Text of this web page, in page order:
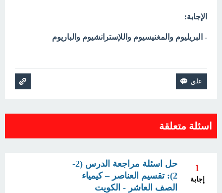
الإجابة:
- البريليوم والمغنيسيوم واللإسترانشيوم والباريوم
اسئلة متعلقة
1
إجابة
حل اسئلة مراجعة الدرس (2-
2): تقسيم العناصر – كيمياء
الصف العاشر - الكويت